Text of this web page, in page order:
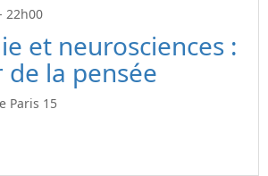
22h00
et neurosciences :
la pensée
Paris 15